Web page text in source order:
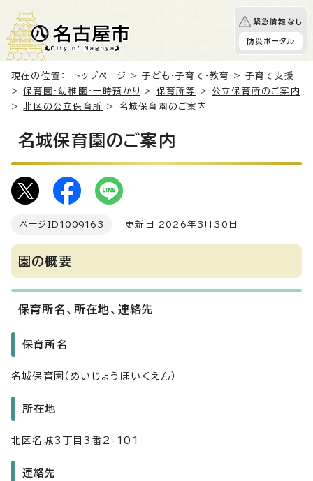
緊急情報なし
防災ポータル
現在の位置： トップページ >子ども・子育て・教育 >子育て支援
>保育園・幼稚園・一時預かり > 保育所等 >公立保育所のご案内
>北区の公立保育所 > 名城保育園のご案内
名城保育園のご案内
ページID 1009163 更新日 2026年3月30日
園の概要
保育所名、所在地、連絡先
保育所名
名城保育園（めいじょうほいくえん）
所在地
北区名城3丁目3番2-101
連絡先